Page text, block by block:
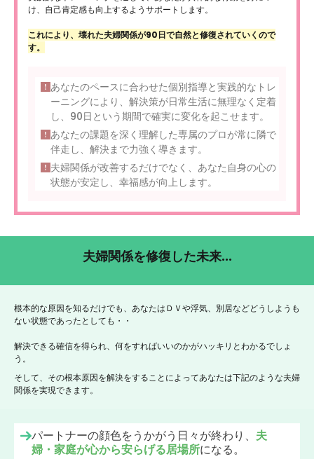
け、自己肯定感も向上するようサポートします。
これにより、壊れた夫婦関係が90日で自然と修復されていくので
す。
あなたのペースに合わせた個別指導と実践的なトレ
ーニングにより、解決策が日常生活に無理なく定着
し、90日という期間で確実に変化を起こせます。
あなたの課題を深く理解した専属のプロが常に隣で
伴走し、解決まで力強く導きます。
夫婦関係が改善するだけでなく、あなた自身の心の
状態が安定し、幸福感が向上します。
夫婦関係を修復した未来...
根本的な原因を知るだけでも、あなたはＤＶや浮気、別居などどうしようも
ない状態であったとしても・・
解決できる確信を得られ、何をすればいいのかがハッキリとわかるでしょ
う。
そして、その根本原因を解決をすることによってあなたは下記のような夫婦
関係を実現できます。
パートナーの顔色をうかがう日々が終わり、 夫
婦・家庭が心から安らげる居場所になる。